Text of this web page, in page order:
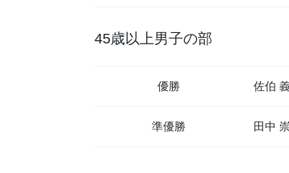
45歳以上男子の部
優勝 佐伯
準優勝 田中